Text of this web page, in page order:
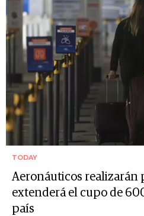
TODAY
Aeronáuticos realizarán
extenderá el cupo de
país